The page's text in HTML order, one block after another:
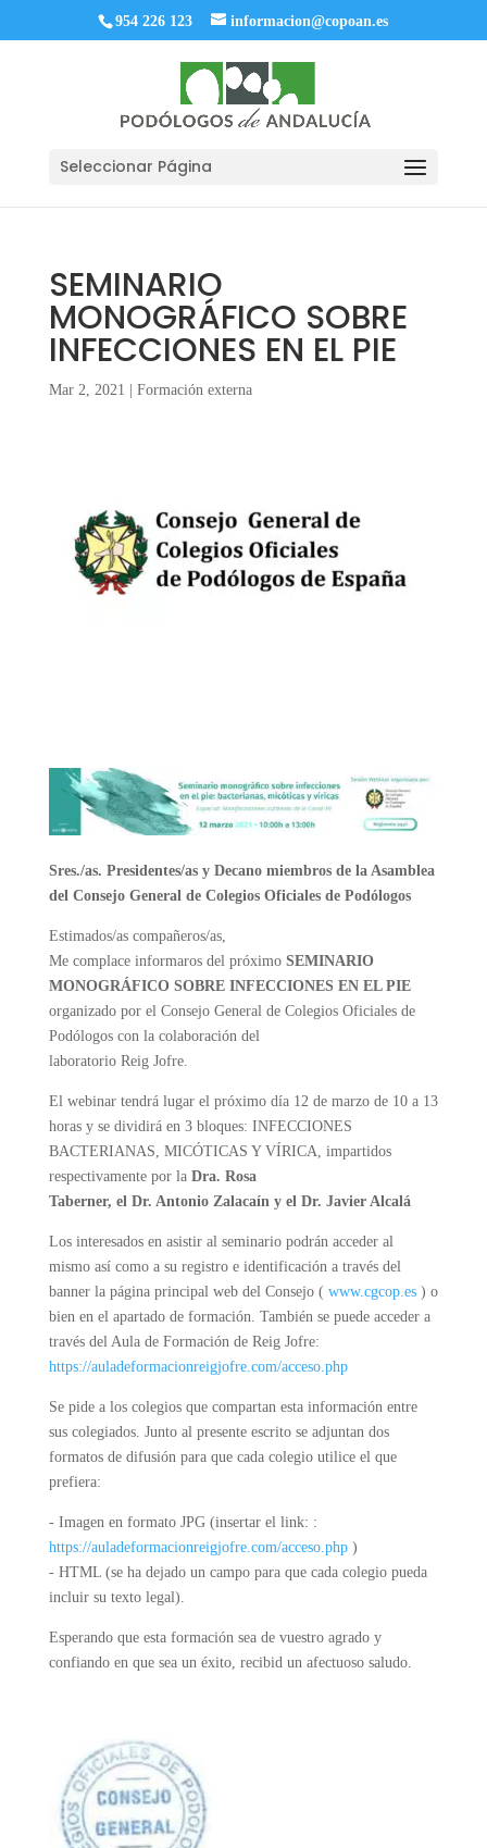
954 226 123 informacion@copoan.es
Seleccionar Página
SEMINARIO
MONOGRÁFICO SOBRE
INFECCIONES EN EL PIE
Mar 2, 2021 Formación externa
Sres./as. Presidentes/as y Decano miembros de la Asamblea
del Consejo General de Colegios Oficiales de Podólogos
Estimados/as compañeros/as,
Me complace informaros del próximo SEMINARIO
MONOGRÁFICO SOBRE INFECCIONES EN EL PIE
organizado por el Consejo General de Colegios Oficiales de
Podólogos con la colaboración del
laboratorio Reig Jofre.
El webinar tendrá lugar el próximo día 12 de marzo de 10 a 13
horas y se dividirá en 3 bloques: INFECCIONES
BACTERIANAS, MICÓTICAS Y VÍRICA, impartidos
respectivamente por la Dra. Rosa
Taberner, el Dr. Antonio Zalacaín y el Dr. Javier Alcalá
Los interesados en asistir al seminario podrán acceder al
mismo así como a su registro e identificación a través del
banner la página principal web del Consejo ( www.cgcop.es) o
bien en el apartado de formación. También se puede acceder a
través del Aula de Formación de Reig Jofre:
https://auladeformacionreigjofre.com/acceso.php
Se pide a los colegios que compartan esta información entre
sus colegiados. Junto al presente escrito se adjuntan dos
formatos de difusión para que cada colegio utilice el que
prefiera:
- Imagen en formato JPG (insertar el link: :
https://auladeformacionreigjofre.com/acceso.php)
- HTML (se ha dejado un campo para que cada colegio pueda
incluir su texto legal).
Esperando que esta formación sea de vuestro agrado y
confiando en que sea un éxito, recibid un afectuoso saludo.